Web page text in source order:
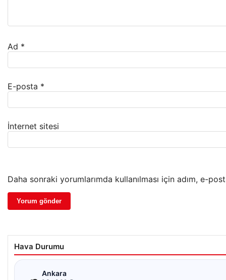
Ad *
E-posta *
İnternet sitesi
Daha sonraki yorumlarımda kullanılması için adım, e-
Hava Durumu
Ankara